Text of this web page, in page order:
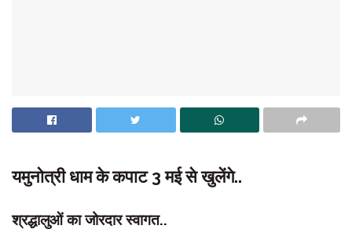
यमुनोत्री धाम के कपाट 3 मई से खुलेंगे..
श्रद्धालुओं का जोरदार स्वागत..